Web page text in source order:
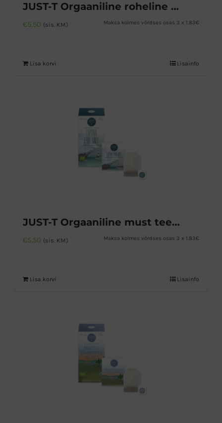
JUST-T Orgaaniline roheline tee passioni ja papaiaga
€5,50 (sis. KM) Maksa kolmes võrdses osas 3 x 1.83€
Lisa korvi Lisainfo
JUST-T Orgaaniline must tee bergamotiga
€5,50 (sis. KM) Maksa kolmes võrdses osas 3 x 1.83€
Lisa korvi Lisainfo